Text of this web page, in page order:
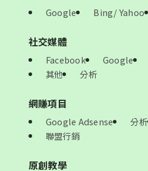
Google Bing/ Yahoo
社交媒體
Facebook Google
其他
分析
網賺項目
Google Adsense 分析
聯盟行銷
原創教學